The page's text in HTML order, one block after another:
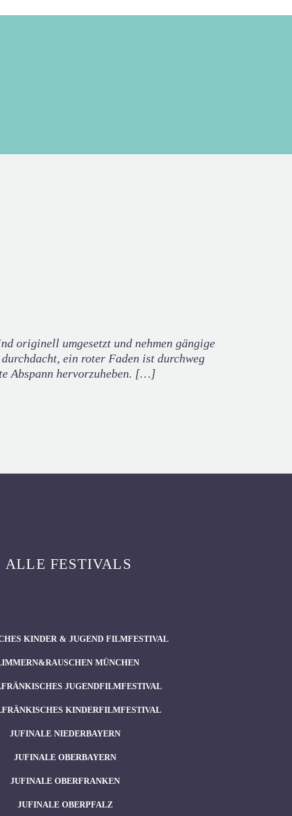
originell umgesetzt und nehmen gängige
ein roter Faden ist durchweg
Abspann hervorzuheben. […]
ALLE FESTIVALS
KINDER & JUGEND FILMFESTIVAL
MÜNCHEN
JUGENDFILMFESTIVAL
KINDERFILMFESTIVAL
JUFINALE NIEDERBAYERN
JUFINALE OBERBAYERN
JUFINALE OBERFRANKEN
JUFINALE OBERPFALZ